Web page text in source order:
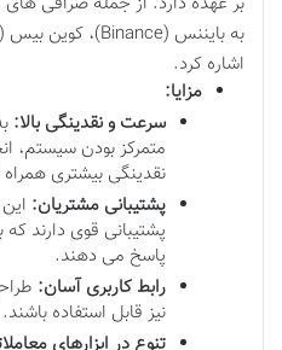
اشاره کرد.
مزایا:
سرعت و نقدینگی بالا:
متمرکز بودن سیستم،
نقدینگی بیشتری
پشتیبانی مشتریان:
پشتیبانی قوی دارند
پاسخ می دهند.
رابط کاربری آسان:
نیز قابل استفاده باشند.